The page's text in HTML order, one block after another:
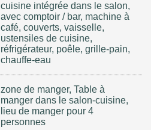
cuisine intégrée dans le salon,
avec comptoir / bar, machine à
café, couverts, vaisselle,
ustensiles de cuisine,
réfrigérateur, poêle, grille-pain,
chauffe-eau
zone de manger, Table à
manger dans le salon-cuisine,
lieu de manger pour 4
personnes